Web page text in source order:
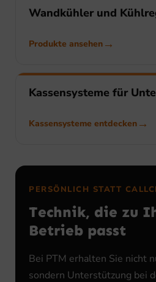
Wandkühler und
Produkte ansehen
Kassensysteme für
Kassensysteme entdecken
PERSÖNLICH STATT
Technik, die zu
Betrieb passt
Bei PTM erhalten Sie nicht
sondern Unterstützung bei